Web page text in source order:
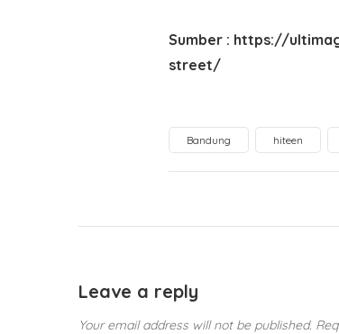
Sumber : https://
street/
Bandung hiteen
Leave a reply
Your email address will not be published.